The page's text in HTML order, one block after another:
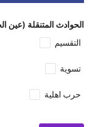
الحوادث المتنقلة (عين
التقسيم
تسوية
حرب اهلية